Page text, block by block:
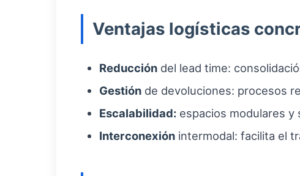
Ventajas logísticas
Reducción del lead time:
Gestión de devoluciones: procesos
Escalabilidad: espacios modulares y
Interconexión intermodal: facilita el